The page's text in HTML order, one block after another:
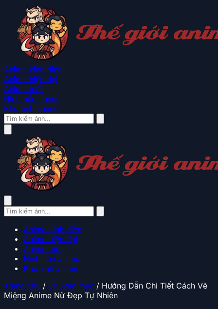
Anime kinh điển
Anime hiện đại
Anime mới
Hình nền anime
Kho ảnh anime
Anime kinh điển
Anime hiện đại
Anime mới
Hình nền anime
Kho ảnh anime
Trang chủ / Chuyên mục / Hướng Dẫn Chi Tiết Cách Vẽ
Miệng Anime Nữ Đẹp Tự Nhiên